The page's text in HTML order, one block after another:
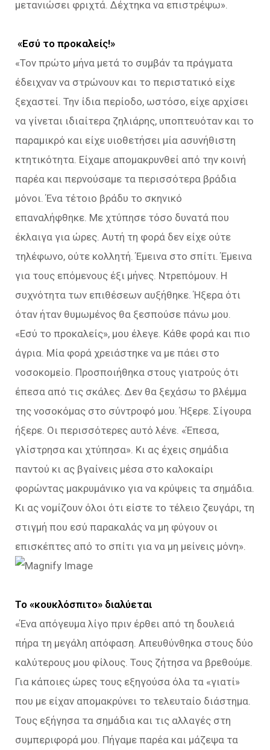
μετανιώσει φριχτά. Δέχτηκα να επιστρέψω».
«Εσύ το προκαλείς!»
«Τον πρώτο μήνα μετά το συμβάν τα πράγματα
έδειχναν να στρώνουν και το περιστατικό είχε
ξεχαστεί. Την ίδια περίοδο, ωστόσο, είχε αρχίσει
να γίνεται ιδιαίτερα ζηλιάρης, υποπτευόταν και το
παραμικρό και είχε υιοθετήσει μία ασυνήθιστη
κτητικότητα. Είχαμε απομακρυνθεί από την κοινή
παρέα και περνούσαμε τα περισσότερα βράδια
μόνοι. Ένα τέτοιο βράδυ το σκηνικό
επαναλήφθηκε. Με χτύπησε τόσο δυνατά που
έκλαιγα για ώρες. Αυτή τη φορά δεν είχε ούτε
τηλέφωνο, ούτε κολλητή. Έμεινα στο σπίτι. Έμεινα
για τους επόμενους έξι μήνες. Ντρεπόμουν. Η
συχνότητα των επιθέσεων αυξήθηκε. Ήξερα ότι
όταν ήταν θυμωμένος θα ξεσπούσε πάνω μου.
«Εσύ το προκαλείς», μου έλεγε. Κάθε φορά και πιο
άγρια. Μία φορά χρειάστηκε να με πάει στο
νοσοκομείο. Προσποιήθηκα στους γιατρούς ότι
έπεσα από τις σκάλες. Δεν θα ξεχάσω το βλέμμα
της νοσοκόμας στο σύντροφό μου. Ήξερε. Σίγουρα
ήξερε. Οι περισσότερες αυτό λένε. «Έπεσα,
γλίστρησα και χτύπησα». Κι ας έχεις σημάδια
παντού κι ας βγαίνεις μέσα στο καλοκαίρι
φορώντας μακρυμάνικο για να κρύψεις τα σημάδια.
Κι ας νομίζουν όλοι ότι είστε το τέλειο ζευγάρι, τη
στιγμή που εσύ παρακαλάς να μη φύγουν οι
επισκέπτες από το σπίτι για να μη μείνεις μόνη».
Το «κουκλόσπιτο» διαλύεται
«Ένα απόγευμα λίγο πριν έρθει από τη δουλειά
πήρα τη μεγάλη απόφαση. Απευθύνθηκα στους δύο
καλύτερους μου φίλους. Τους ζήτησα να βρεθούμε.
Για κάποιες ώρες τους εξηγούσα όλα τα «γιατί»
που με είχαν απομακρύνει το τελευταίο διάστημα.
Τους εξήγησα τα σημάδια και τις αλλαγές στη
συμπεριφορά μου. Πήγαμε παρέα και μάζεψα τα